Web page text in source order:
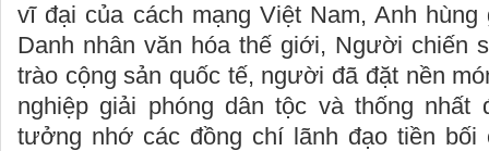
vĩ đại của cách mạng Việt Nam, Anh hùng
Danh nhân văn hóa thế giới, Người chiến
trào cộng sản quốc tế, người đã đặt nền
nghiệp giải phóng dân tộc và thống nhất
tưởng nhớ các đồng chí lãnh đạo tiền bối